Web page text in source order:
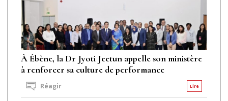
À Ébène, la Dr Jyoti Jeetun appelle son ministère
à renforcer sa culture de performance
Lire
Réagir